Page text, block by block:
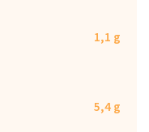
1,1 g
5,4 g